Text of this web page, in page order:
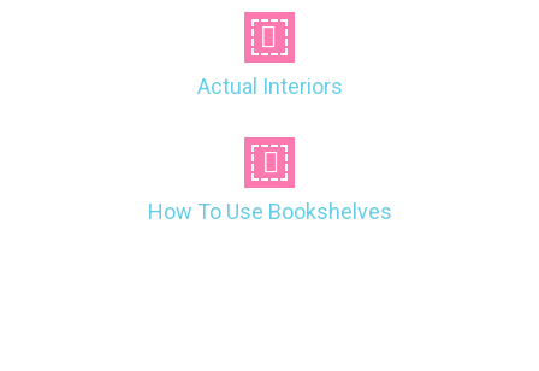
Actual Interiors
How To Use Bookshelves